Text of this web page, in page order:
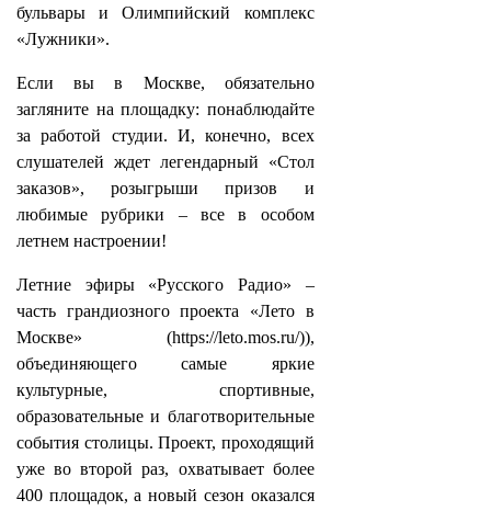
бульвары и Олимпийский комплекс
«Лужники».
Если вы в Москве, обязательно
загляните на площадку: понаблюдайте
за работой студии. И, конечно, всех
слушателей ждет легендарный «Стол
заказов», розыгрыши призов и
любимые рубрики – все в особом
летнем настроении!
Летние эфиры «Русского Радио» –
часть грандиозного проекта «Лето в
Москве» (https://leto.mos.ru/)),
объединяющего самые яркие
культурные, спортивные,
образовательные и благотворительные
события столицы. Проект, проходящий
уже во второй раз, охватывает более
400 площадок, а новый сезон оказался